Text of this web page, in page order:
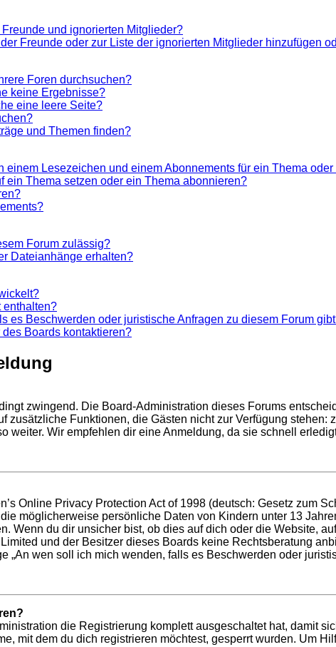
und ignorierten Mitglieder?
Freunde oder zur Liste der ignorierten Mitglieder hinzufügen
Foren durchsuchen?
keine Ergebnisse?
eine leere Seite?
und Themen finden?
einem Lesezeichen und einem Abonnements für ein Thema oder
ein Thema setzen oder ein Thema abonnieren?
Forum zulässig?
Dateianhänge erhalten?
enthalten?
es Beschwerden oder juristische Anfragen zu diesem Forum
Boards kontaktieren?
zwingend. Die Board-Administration dieses Forums
zusätzliche Funktionen, die Gästen nicht zur Verfügung
weiter. Wir empfehlen dir eine Anmeldung, da sie schnell
Online Privacy Protection Act of 1998 (deutsch: Gesetz zum
möglicherweise persönliche Daten von Kindern unter 13
Wenn du dir unsicher bist, ob dies auf dich oder die Website,
und der Besitzer dieses Boards keine Rechtsberatung
„An wen soll ich mich wenden, falls es Beschwerden oder
die Registrierung komplett ausgeschaltet hat, damit
mit dem du dich registrieren möchtest, gesperrt wurden. Um